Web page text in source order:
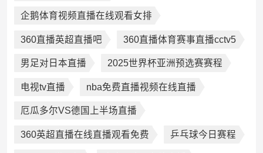
企鹅体育视频直播在线观看女排
360直播英超直播吧 360直播体育赛事直播cctv5
男足对日本直播 2025世界杯亚洲预选赛赛程
电视tv直播 nba免费直播视频在线直播
厄瓜多尔VS德国上半场直播
360英超直播在线直播观看免费 乒乓球今日赛程